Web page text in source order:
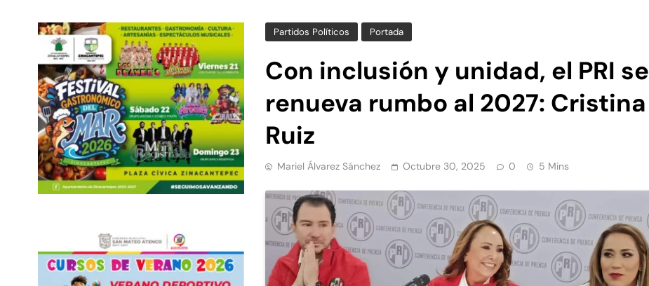
Partidos Políticos Portada
Con inclusión y unidad, el PRI se
renueva rumbo al 2027: Cristina
Ruiz
Mariel Álvarez Sánchez Octubre 30, 2025 0 5 Mins